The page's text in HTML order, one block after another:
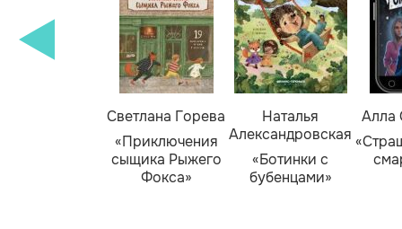
Светлана Горева
«Приключения
сыщика Рыжего
Фокса»
Наталья
Александровская
«Ботинки с
бубенцами»
Алла